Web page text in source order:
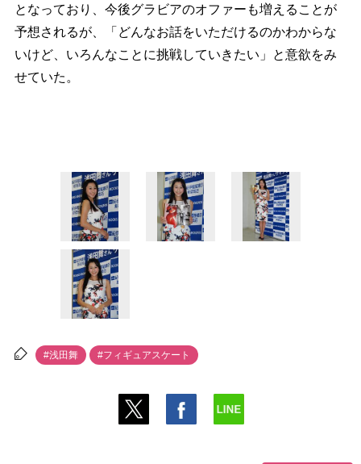
となっており、今後グラビアのオファーも増えることが
予想されるが、「どんなお話をいただけるのかわからな
いけど、いろんなことに挑戦していきたい」と意欲をみ
せていた。
#浅田舞 #フィギュアスケート